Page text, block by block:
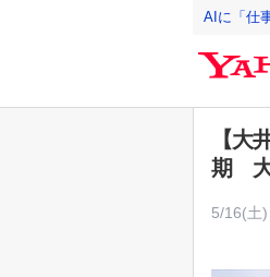
AIに「仕
【大
期 大
5/16(土